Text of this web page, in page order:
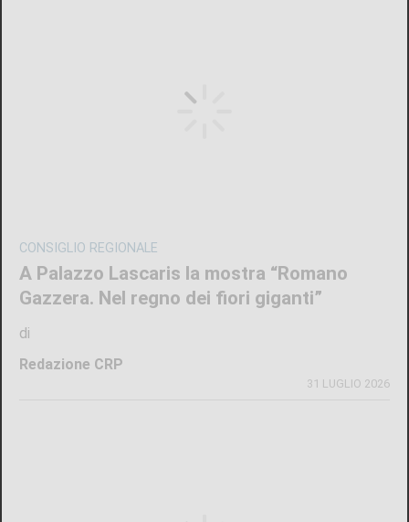
CONSIGLIO REGIONALE
A Palazzo Lascaris la mostra “Romano
Gazzera. Nel regno dei fiori giganti”
di
Redazione CRP
31 LUGLIO 2026